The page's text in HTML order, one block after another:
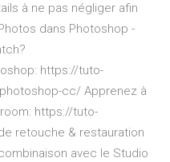
à ne pas négliger afin
dans Photoshop -
https://tuto-
cc/ Apprenez à
https://tuto-
retouche & restauration
avec le Studio